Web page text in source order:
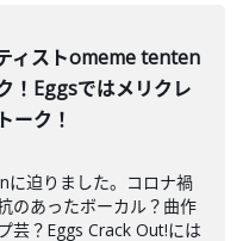
ィストomeme tenten
！Eggsではメリクレ
ーク！
迫りました。コロナ禍
のあったボーカル？曲作
芸？Eggs Crack Out!には